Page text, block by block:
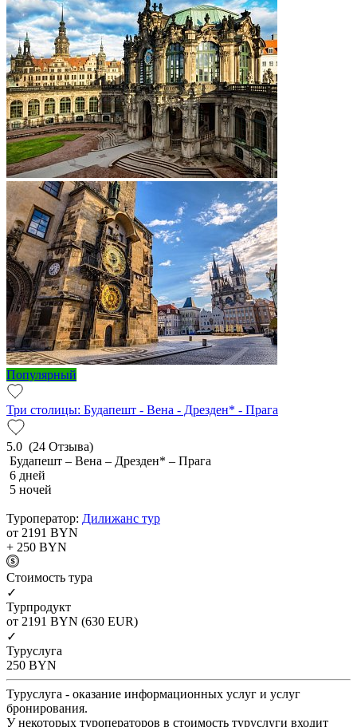
Популярный
Три столицы: Будапешт - Вена - Дрезден* - Прага
5.0 (24 Отзыва)
Будапешт – Вена – Дрезден* – Прага
6 дней
5 ночей
Туроператор: Дилижанс тур
от 2191 BYN
+ 250 BYN
Cтоимость тура
✓
Турпродукт
от 2191 BYN (630 EUR)
✓
Туруслуга
250 BYN
Туруслуга - оказание информационных услуг и услуг
бронирования.
У некоторых туроператоров в стоимость туруслуги входит